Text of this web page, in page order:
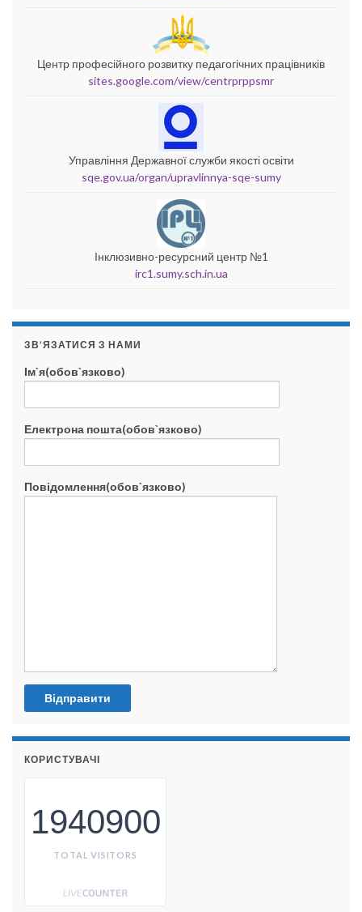
Центр професійного розвитку педагогічних працівників
sites.google.com/view/centrprppsmr
Управління Державної служби якості освіти
sqe.gov.ua/organ/upravlinnya-sqe-sumy
Інклюзивно-ресурсний центр №1
irc1.sumy.sch.in.ua
ЗВ’ЯЗАТИСЯ З НАМИ
Ім`я(обов`язково)
Електрона пошта(обов`язково)
Повідомлення(обов`язково)
КОРИСТУВАЧІ
1940900
TOTAL VISITORS